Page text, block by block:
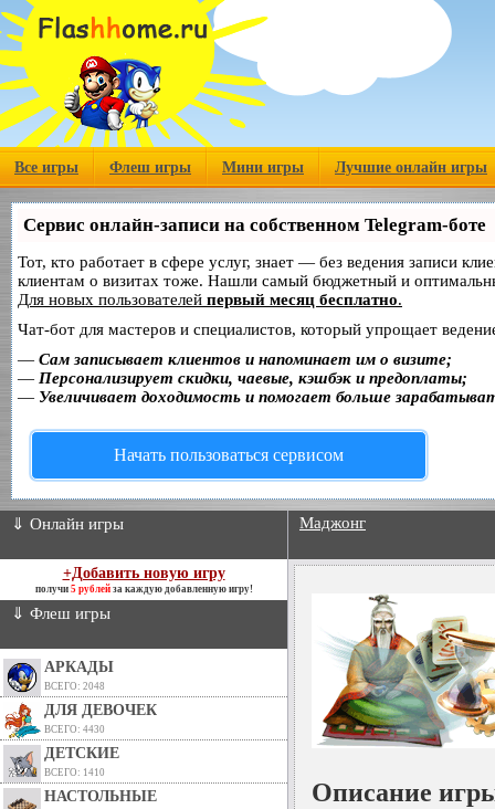
Все игры Флеш игры Мини игры Лучшие онлайн игры
Сервис онлайн-записи на собственном Telegram-боте
Тот, кто работает в сфере услуг, знает — без ведения записи
клиентам о визитах тоже. Нашли самый бюджетный и
Для новых пользователей первый месяц бесплатно.
Чат-бот для мастеров и специалистов, который упрощает
— Сам записывает клиентов и напоминает им о визите;
— Персонализирует скидки, чаевые, кэшбэк и предоплаты;
— Увеличивает доходимость и помогает больше
Начать пользоваться сервисом
⇓ Онлайн игры
+Добавить новую игру
получи 5 рублейза каждую добавленную игру!
⇓ Флеш игры
АРКАДЫ
ВСЕГО: 2048
ДЛЯ ДЕВОЧЕК
ВСЕГО: 4430
ДЕТСКИЕ
ВСЕГО: 1410
НАСТОЛЬНЫЕ
Маджонг
Описание